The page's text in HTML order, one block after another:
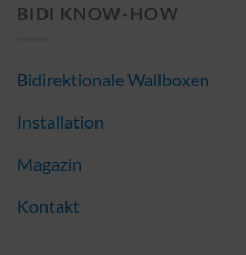
BIDI KNOW-HOW
Bidirektionale Wallboxen
Installation
Magazin
Kontakt